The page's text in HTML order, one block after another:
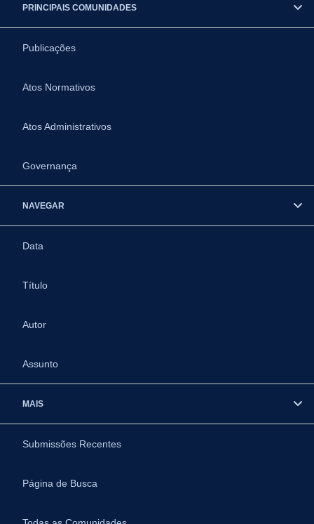
PRINCIPAIS COMUNIDADES
Publicações
Atos Normativos
Atos Administrativos
Governança
NAVEGAR
Data
Título
Autor
Assunto
MAIS
Submissões Recentes
Página de Busca